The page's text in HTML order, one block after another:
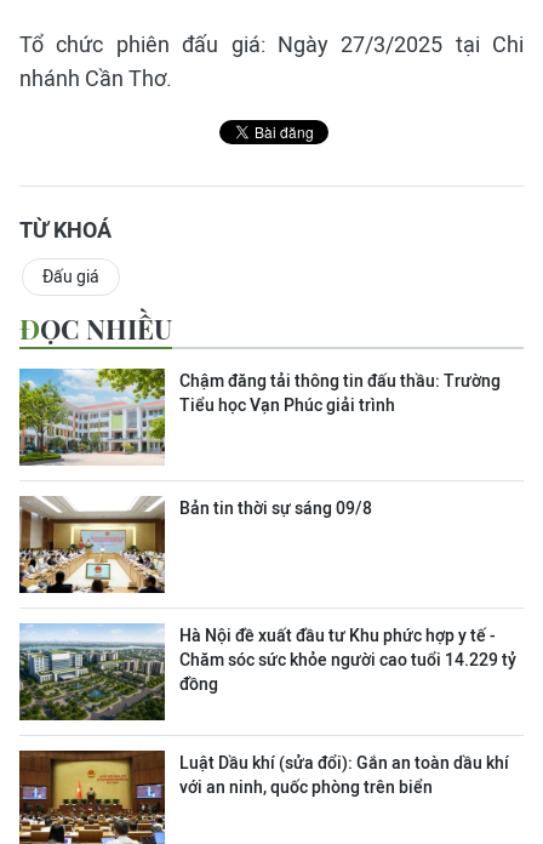
Tổ chức phiên đấu giá: Ngày 27/3/2025 tại Chi
nhánh Cần Thơ.
TỪ KHOÁ
Đấu giá
ĐỌC NHIỀU
Chậm đăng tải thông tin đấu thầu: Trường
Tiểu học Vạn Phúc giải trình
Bản tin thời sự sáng 09/8
Hà Nội đề xuất đầu tư Khu phức hợp y tế -
Chăm sóc sức khỏe người cao tuổi 14.229 tỷ
đồng
Luật Dầu khí (sửa đổi): Gắn an toàn dầu khí
với an ninh, quốc phòng trên biển